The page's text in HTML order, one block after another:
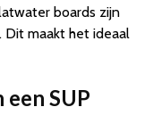
boards zijn
maakt het ideaal
SUP